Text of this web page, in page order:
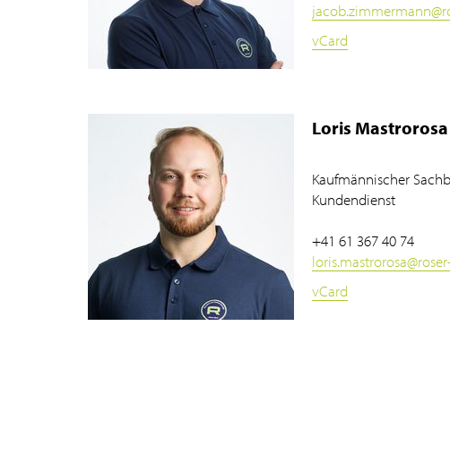
jacob.zimmermann@
vCard
Loris Mastrorosa
Kaufmännischer
Kundendienst
+41 61 367 40 74
loris.mastrorosa@
vCard